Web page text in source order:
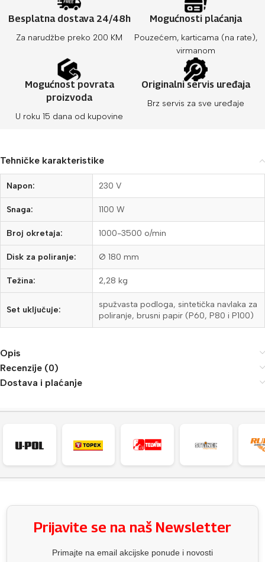
Besplatna dostava 24/48h
Za narudžbe preko 200 KM
Mogućnosti plaćanja
Pouzećem, karticama (na rate),
virmanom
Mogućnost povrata
proizvoda
U roku 15 dana od kupovine
Originalni servis uređaja
Brz servis za sve uređaje
Tehničke karakteristike
Napon: 230 V
Snaga: 1100 W
Broj okretaja: 1000-3500 o/min
Disk za poliranje: Ø 180 mm
Težina: 2,28 kg
Set uključuje:
spužvasta podloga, sintetička navlaka za
poliranje, brusni papir (P60, P80 i P100)
Opis
Recenzije (0)
Dostava i plaćanje
Prijavite se na naš Newsletter
Primajte na email akcijske ponude i novosti